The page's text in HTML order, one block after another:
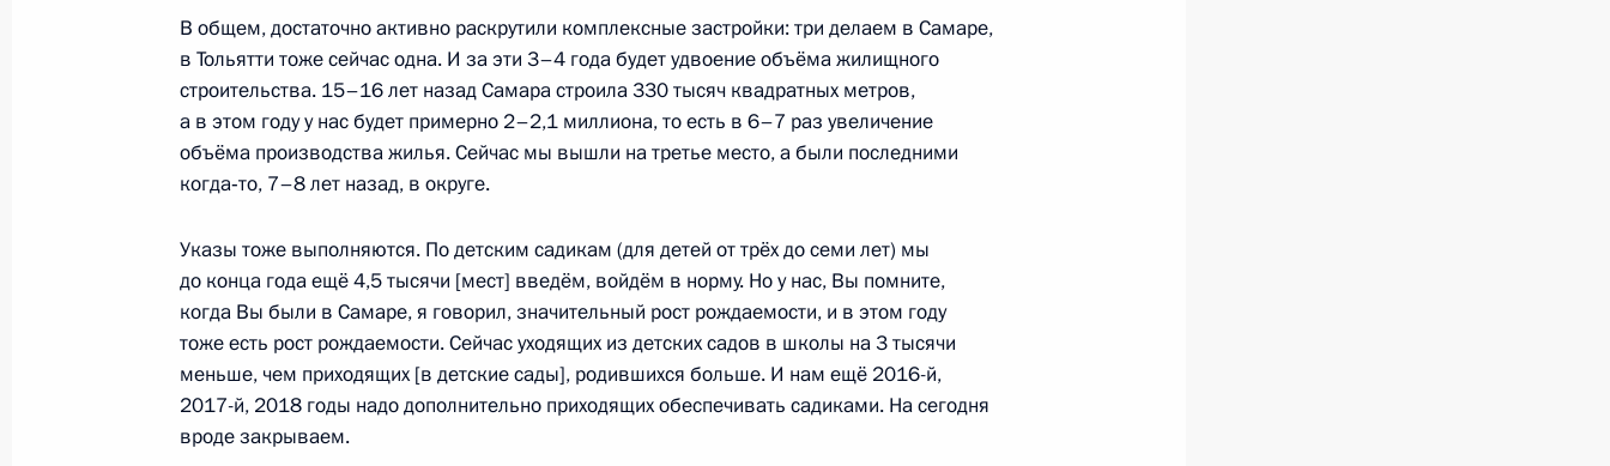
Губернатора Самарской области
25 сентября 2017 года, 13:45
Николай Меркушкин назначен спецпредставителем Президента
по взаимодействию со Всемирным конгрессом финно-угорских
25 сентября 2017 года, 13:45
Встреча с губернатором Самарской области Николаем
Меркушкиным
В общем, достаточно активно раскрутили комплексные застройки: три делаем в Самаре,
в Тольятти тоже сейчас одна. И за эти 3–4 года будет удвоение объёма жилищного
строительства. 15–16 лет назад Самара строила 330 тысяч квадратных метров,
а в этом году у нас будет примерно 2–2,1 миллиона, то есть в 6–7 раз увеличение
объёма производства жилья. Сейчас мы вышли на третье место, а были последними
когда‑то, 7–8 лет назад, в округе.
Указы тоже выполняются. По детским садикам (для детей от трёх до семи лет) мы
до конца года ещё 4,5 тысячи [мест] введём, войдём в норму. Но у нас, Вы помните,
когда Вы были в Самаре, я говорил, значительный рост рождаемости, и в этом году
тоже есть рост рождаемости. Сейчас уходящих из детских садов в школы на 3 тысячи
меньше, чем приходящих [в детские сады], родившихся больше. И нам ещё 2016-й,
2017-й, 2018 годы надо дополнительно приходящих обеспечивать садиками. На сегодня
вроде закрываем.